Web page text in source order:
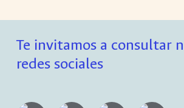
Te invitamos a consultar
redes sociales